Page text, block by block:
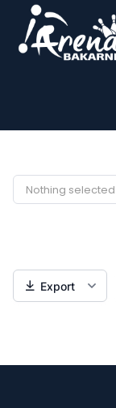
Nothing selected
Export